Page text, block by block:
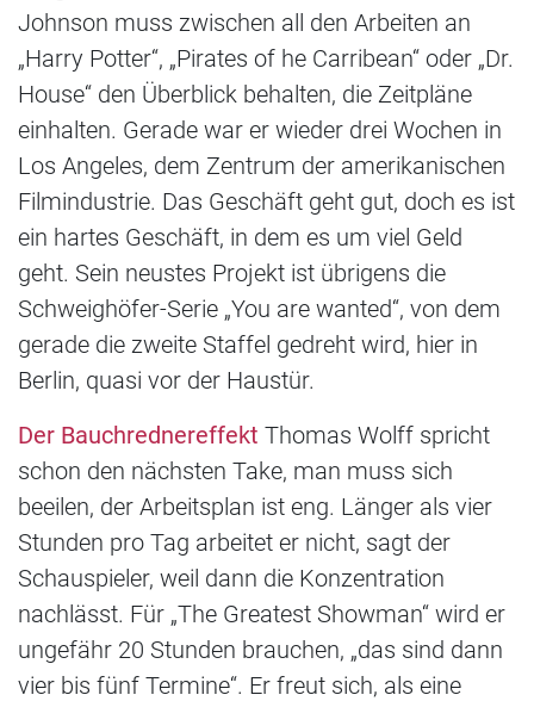
Johnson muss zwischen all den Arbeiten an
„Harry Potter“, „Pirates of he Carribean“ oder „Dr.
House“ den Überblick behalten, die Zeitpläne
einhalten. Gerade war er wieder drei Wochen in
Los Angeles, dem Zentrum der amerikanischen
Filmindustrie. Das Geschäft geht gut, doch es ist
ein hartes Geschäft, in dem es um viel Geld
geht. Sein neustes Projekt ist übrigens die
Schweighöfer-Serie „You are wanted“, von dem
gerade die zweite Staffel gedreht wird, hier in
Berlin, quasi vor der Haustür.
Der Bauchrednereffekt Thomas Wolff spricht
schon den nächsten Take, man muss sich
beeilen, der Arbeitsplan ist eng. Länger als vier
Stunden pro Tag arbeitet er nicht, sagt der
Schauspieler, weil dann die Konzentration
nachlässt. Für „The Greatest Showman“ wird er
ungefähr 20 Stunden brauchen, „das sind dann
vier bis fünf Termine“. Er freut sich, als eine